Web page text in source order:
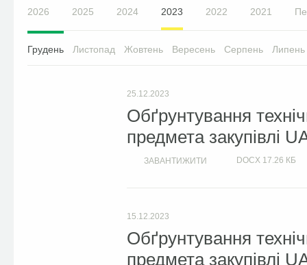
2026 2025 2024 2023 2022 2021
Грудень Листопад Жовтень Вересень Серпень Липень
25.12.2023
Обґрунтування
предмета закупівлі
ЗАВАНТИЖИТИ DOCX 17.26 КБ
15.12.2023
Обґрунтування
предмета закупівлі